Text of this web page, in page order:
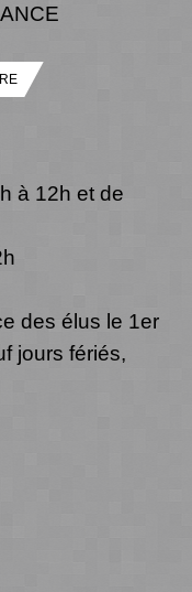
à 12h et de
des élus le 1er
jours fériés,